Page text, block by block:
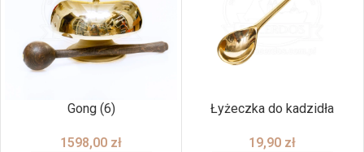
Gong (6)
1598,00 zł
Łyżeczka do kadzidła
19,90 zł